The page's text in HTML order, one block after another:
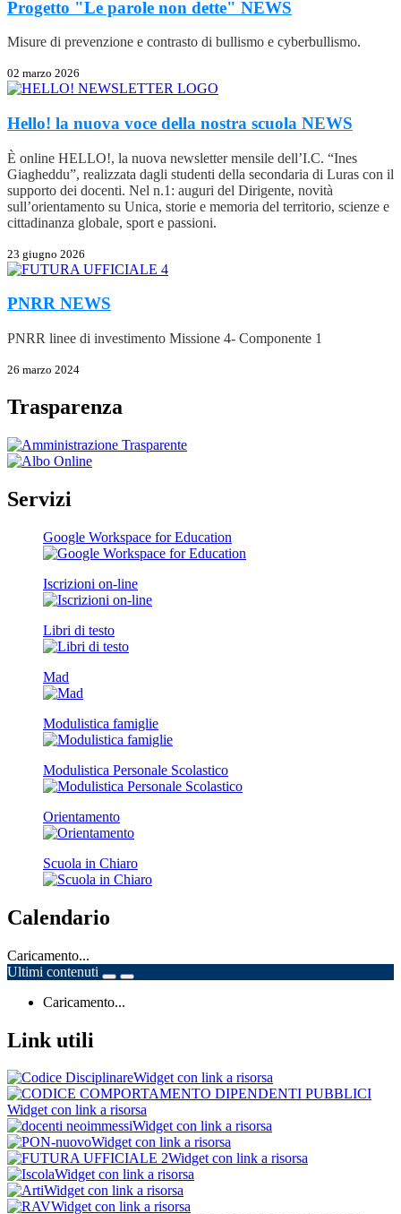
Progetto "Le parole non dette" NEWS
Misure di prevenzione e contrasto di bullismo e cyberbullismo.
02 marzo 2026
Hello! la nuova voce della nostra scuola NEWS
È online HELLO!, la nuova newsletter mensile dell’I.C. “Ines
Giagheddu”, realizzata dagli studenti della secondaria di Luras con il
supporto dei docenti. Nel n.1: auguri del Dirigente, novità
sull’orientamento su Unica, storie e memoria del territorio, scienze e
cittadinanza globale, sport e passioni.
23 giugno 2026
PNRR NEWS
PNRR linee di investimento Missione 4- Componente 1
26 marzo 2024
Trasparenza
Servizi
Google Workspace for Education
Iscrizioni on-line
Libri di testo
Mad
Modulistica famiglie
Modulistica Personale Scolastico
Orientamento
Scuola in Chiaro
Calendario
Caricamento...
Ultimi contenuti
Caricamento...
Link utili
Widget con link a risorsa
Widget con link a risorsa
Widget con link a risorsa
Widget con link a risorsa
Widget con link a risorsa
Widget con link a risorsa
Widget con link a risorsa
Widget con link a risorsa